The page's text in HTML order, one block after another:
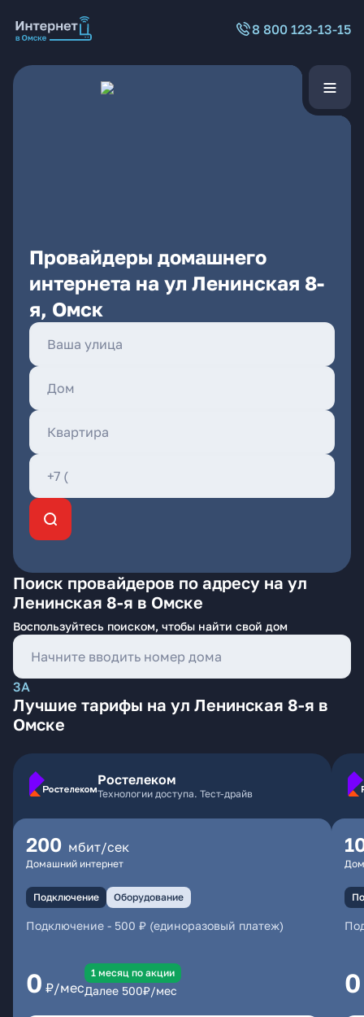
8 800 123-13-15
Провайдеры домашнего
интернета на ул Ленинская 8-
я, Омск
Поиск провайдеров по адресу на ул
Ленинская 8-я в Омске
Воспользуйтесь поиском, чтобы найти свой дом
3А
Лучшие тарифы на ул Ленинская 8-я в
Омске
Ростелеком
Технологии доступа. Тест-драйв
200 мбит/сек
Домашний интернет
Подключение Оборудование
Подключение - 500 ₽ (единоразовый платеж)
0 ₽/мес
1 месяц по акции
Далее 500₽/мес 0